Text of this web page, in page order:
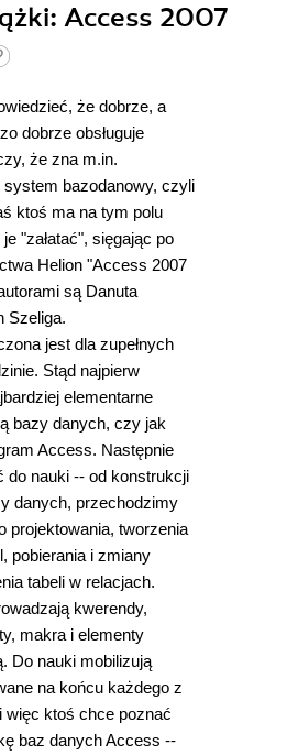
: Access 2007
że dobrze, a
dobrze obsługuje
że zna m.in.
system bazodanowy, czyli
ktoś ma na tym polu
"załatać", sięgając po
Helion "Access 2007
są Danuta
Szeliga.
jest dla zupełnych
Stąd najpierw
elementarne
bazy danych, czy jak
Access. Następnie
do nauki -- od konstrukcji
danych, przechodzimy
projektowania, tworzenia
pobierania i zmiany
tabeli w relacjach.
kwerendy,
makra i elementy
Do nauki mobilizują
na końcu każdego z
więc ktoś chce poznać
baz danych Access --